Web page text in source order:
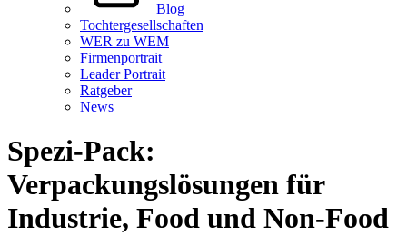
Blog
Tochtergesellschaften
WER zu WEM
Firmenportrait
Leader Portrait
Ratgeber
News
Spezi-Pack:
Verpackungslösungen für
Industrie, Food und Non-Food